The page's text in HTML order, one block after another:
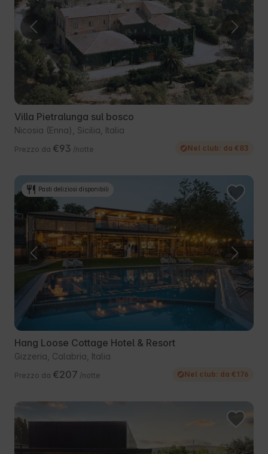
Villa Pietralunga sul bosco
Nicosia (Enna), Sicilia, Italia
Prezzo da €93 /notte Nel club: da €83
Pasti deliziosi disponibili
Hang Loose Cottage Hotel & Resort
Gizzeria, Calabria, Italia
Prezzo da €207 /notte Nel club: da €176